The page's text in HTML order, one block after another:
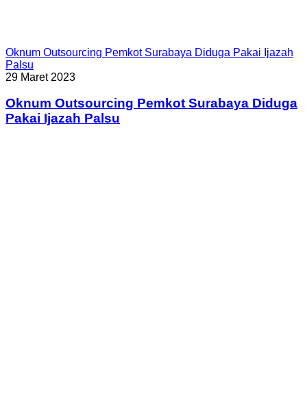
Oknum Outsourcing Pemkot Surabaya Diduga Pakai Ijazah
Palsu
29 Maret 2023
Oknum Outsourcing Pemkot Surabaya Diduga
Pakai Ijazah Palsu